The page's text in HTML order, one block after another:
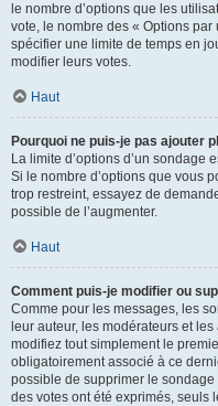
le nombre d’options que les
vote, le nombre des « Options
spécifier une limite de temps en
modifier leurs votes.
Haut
Pourquoi ne puis-je pas ajouter
La limite d’options d’un sondage
Si le nombre d’options que vous
trop restreint, essayez de
possible de l’augmenter.
Haut
Comment puis-je modifier ou
Comme pour les messages, les
leur auteur, les modérateurs et
modifiez tout simplement le
obligatoirement associé à ce
possible de supprimer le
des votes ont été exprimés, seuls